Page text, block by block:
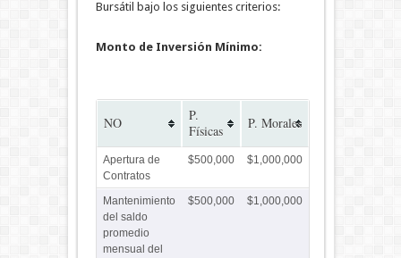
Bursátil bajo los siguientes criterios:
Monto de Inversión Mínimo:
NO
P.
Físicas
P. Morales
Apertura de
Contratos
$500,000 $1,000,000
Mantenimiento
del saldo
promedio
mensual del
$500,000 $1,000,000